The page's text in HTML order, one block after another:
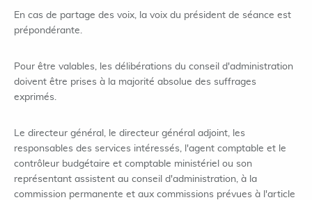
En cas de partage des voix, la voix du président de séance est
prépondérante.
Pour être valables, les délibérations du conseil d'administration
doivent être prises à la majorité absolue des suffrages
exprimés.
Le directeur général, le directeur général adjoint, les
responsables des services intéressés, l'agent comptable et le
contrôleur budgétaire et comptable ministériel ou son
représentant assistent au conseil d'administration, à la
commission permanente et aux commissions prévues à l'article